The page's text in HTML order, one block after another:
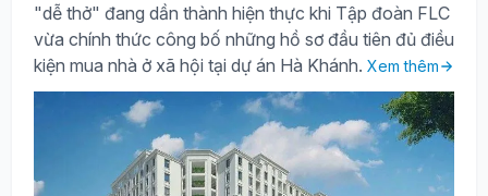
"dễ thở" đang dần thành hiện thực khi Tập đoàn FLC
vừa chính thức công bố những hồ sơ đầu tiên đủ điều
kiện mua nhà ở xã hội tại dự án Hà Khánh. Xem thêm